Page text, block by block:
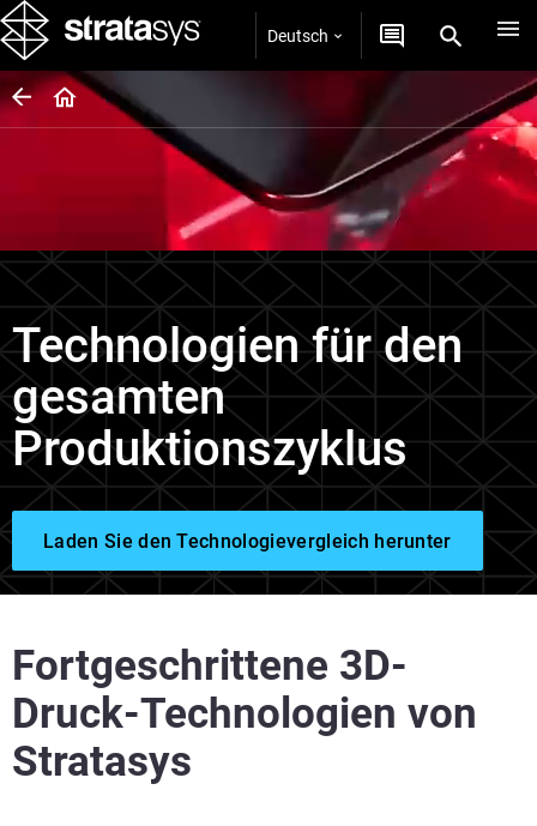
Deutsch
Technologien für den
gesamten
Produktionszyklus
Laden Sie den Technologievergleich herunter
Fortgeschrittene 3D-
Druck-Technologien von
Stratasys